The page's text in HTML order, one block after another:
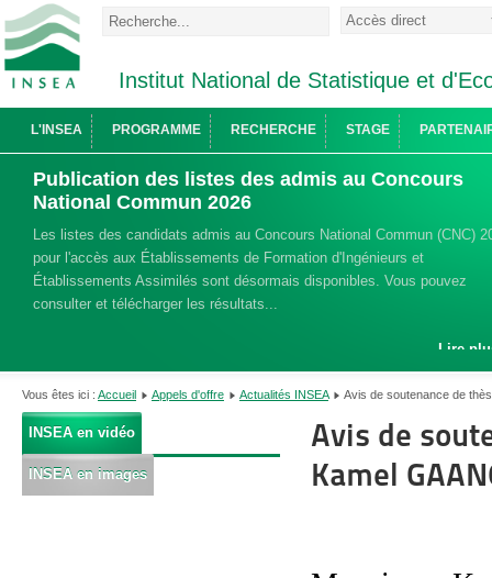
Institut National de Statistique et
L'INSEA PROGRAMME RECHERCHE STAGE
Publication des listes des admis au Concours
National Commun 2026
Les listes des candidats admis au Concours National Commun (CNC)
pour l'accès aux Établissements de Formation d'Ingénieurs et
Établissements Assimilés sont désormais disponibles. Vous pouvez
consulter et télécharger les résultats...
Lire
Vous êtes ici : Accueil Appels d'offre Actualités INSEA Avis de soutenance de
INSEA en vidéo
INSEA en images
Avis de
Kamel